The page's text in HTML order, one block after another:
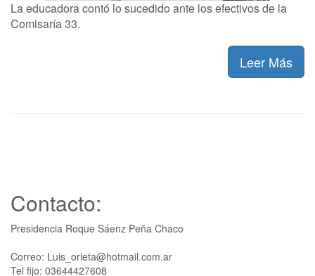
La educadora contó lo sucedido ante los efectivos de la
Comisaría 33.
Leer Más
Contacto:
Presidencia Roque Sáenz Peña Chaco
Correo: Luis_orieta@hotmail.com.ar
Tel fijo: 03644427608